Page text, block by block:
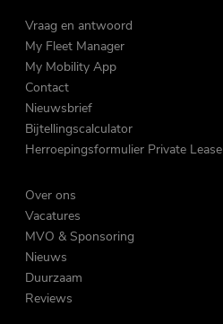
Vraag en antwoord
My Fleet Manager
My Mobility App
Contact
Nieuwsbrief
Bijtellingscalculator
Herroepingsformulier Private Lease
Over ons
Vacatures
MVO & Sponsoring
Nieuws
Duurzaam
Reviews